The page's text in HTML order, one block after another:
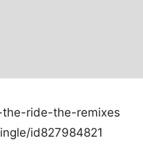
the-ride-the-remixes
id827984821